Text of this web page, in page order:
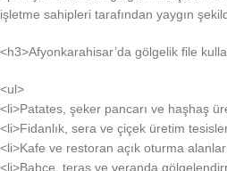
işletme sahipleri tarafından yaygın
<h3>Afyonkarahisar’da gölgelik file
<ul>
<li>Patates, şeker pancarı ve haşhaş
<li>Fidanlık, sera ve çiçek üretim
<li>Kafe ve restoran açık oturma
<li>Bahçe, teras ve veranda